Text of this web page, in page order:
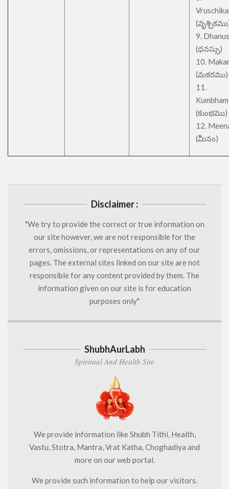
9.
(ధనస్సు)
10.
(మకరము)
11.
Kumbham
(కుంభము)
12.
(మీనం)
Disclaimer :
"We try to provide the correct or true information on
our site however, we are not responsible for the
errors, omissions, or representations on any of our
pages. The external sites linked on our site are not
responsible for any content provided by them. The
information given on our site is for education
purposes only"
ShubhAurLabh
Spiritual And Health Site
We provide information like Shubh Tithi, Health,
Vastu, Stotra, Mantra, Vrat Katha, Choghadiya and
more on our web portal.
We provide such information to help our visitors.